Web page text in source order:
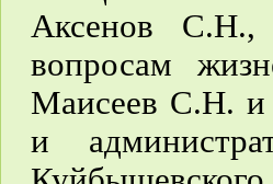
Аксенов С.Н.,
вопросам
Маисеев С.Н. и
и